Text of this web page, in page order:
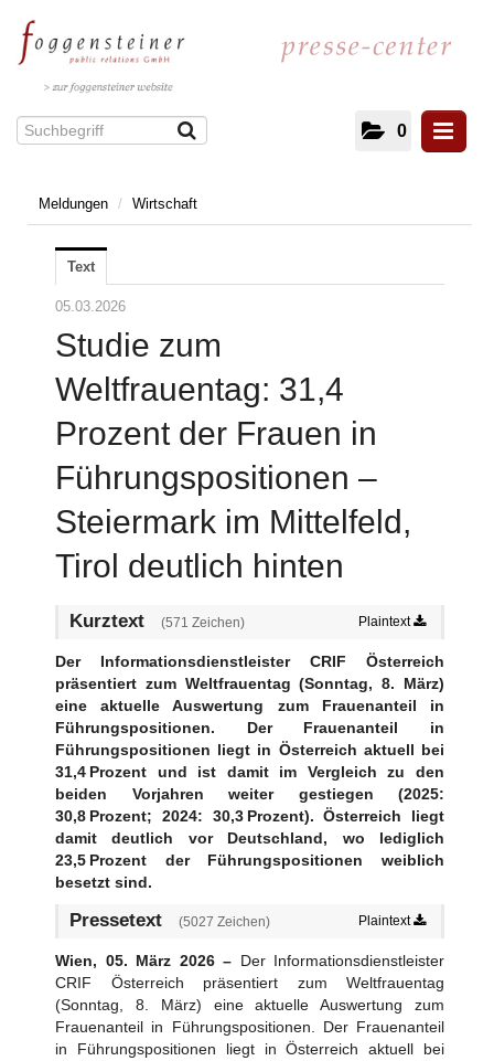
0
Meldungen
Kultur und Literatur
Energie
IT/Telekommunikation
Gesundheit
Architektur
Immobilien
Mobilität
Zivilgesellschaft
Kulinarik
Sport
Media
Kontakt
Meldungen / Wirtschaft
Text
05.03.2026
Studie zum
Weltfrauentag: 31,4
Prozent der Frauen in
Führungspositionen –
Steiermark im Mittelfeld,
Tirol deutlich hinten
Kurztext (571 Zeichen) Plaintext
Der Informationsdienstleister CRIF Österreich
präsentiert zum Weltfrauentag (Sonntag, 8. März)
eine aktuelle Auswertung zum Frauenanteil in
Führungspositionen. Der Frauenanteil in
Führungspositionen liegt in Österreich aktuell bei
31,4 Prozent und ist damit im Vergleich zu den
beiden Vorjahren weiter gestiegen (2025:
30,8 Prozent; 2024: 30,3 Prozent). Österreich liegt
damit deutlich vor Deutschland, wo lediglich
23,5 Prozent der Führungspositionen weiblich
besetzt sind.
Pressetext (5027 Zeichen) Plaintext
Wien, 05. März 2026 – Der Informationsdienstleister
CRIF Österreich präsentiert zum Weltfrauentag
(Sonntag, 8. März) eine aktuelle Auswertung zum
Frauenanteil in Führungspositionen. Der Frauenanteil
in Führungspositionen liegt in Österreich aktuell bei